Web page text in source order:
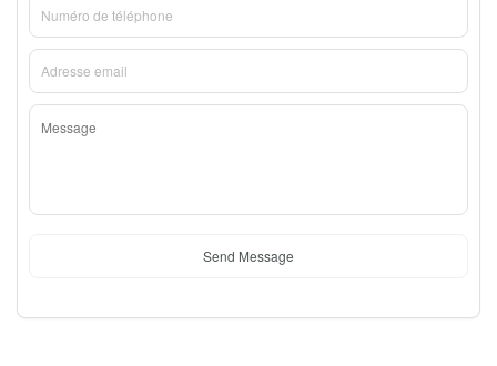
Send Message